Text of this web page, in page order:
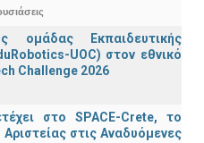
ομάδας Εκπαιδευτικής
UOC) στον εθνικό
Challenge 2026
στο SPACE-Crete, το
Αριστείας στις Αναδυόμενες